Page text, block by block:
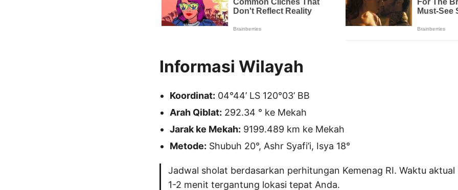
Informasi Wilayah
Koordinat: 04°44’ LS 120°03’ BB
Arah Qiblat: 292.34 ° ke Mekah
Jarak ke Mekah: 9199.489 km ke Mekah
Metode: Shubuh 20°, Ashr Syafi’i, Isya 18°
Jadwal sholat berdasarkan perhitungan Kemenag RI. Waktu aktual
1-2 menit tergantung lokasi tepat Anda.